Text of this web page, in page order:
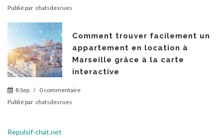
Publié par chatsdesrues
Comment trouver facilement un
appartement en location à
Marseille grâce à la carte
interactive
8 Sep / 0 commentaire
Publié par chatsdesrues
Repulsif-chat.net